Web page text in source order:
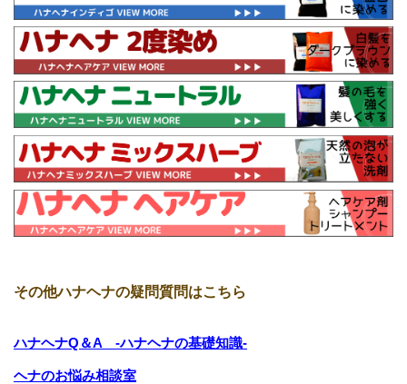
その他ハナヘナの疑問質問はこちら
ハナヘナQ＆A -ハナヘナの基礎知識-
ヘナのお悩み相談室